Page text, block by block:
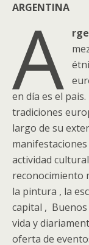
ARGENTINA
A
en día es el
tradiciones
largo de su
actividad
reconocimiento
la pintura , la
capital , Buenos
vida y
oferta de